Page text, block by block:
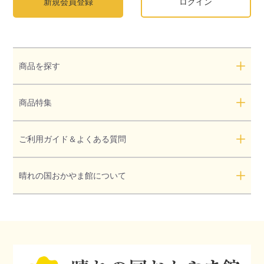
商品を探す
商品特集
ご利用ガイド＆よくある質問
晴れの国おかやま館について